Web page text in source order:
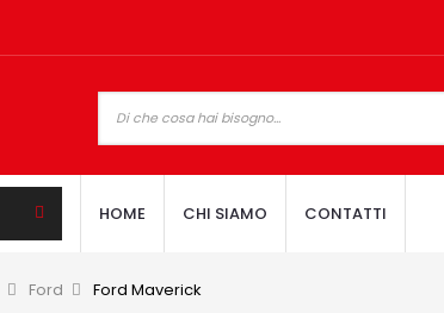
HOME CHI SIAMO CONTATTI
> Ford > Ford Maverick